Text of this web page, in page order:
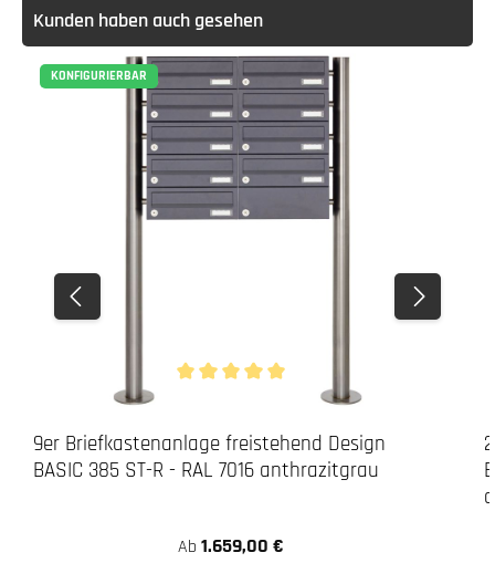
Kunden haben auch gesehen
KONFIGURIERBAR
Durchschnittliche Bewertung von 5 von 5
9er Briefkastenanlage freistehend Design
BASIC 385 ST-R - RAL 7016 anthrazitgrau
Ab 1.659,00 €